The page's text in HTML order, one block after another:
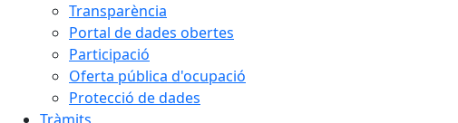
Transparència
Portal de dades obertes
Participació
Oferta pública d'ocupació
Protecció de dades